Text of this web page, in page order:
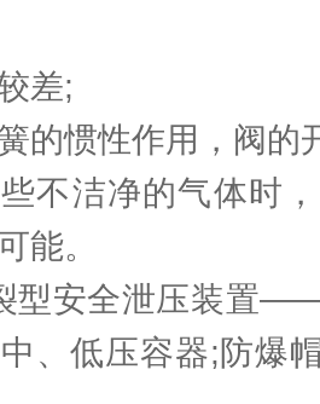
差;
的惯性作用，阀的
不洁净的气体时
能。
型安全泄压装置
、低压容器;防爆